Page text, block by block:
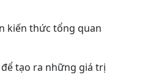
kiến thức tổng quan
tạo ra những giá trị